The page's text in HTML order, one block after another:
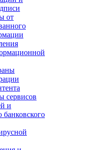
от
сервисов
и
банковского